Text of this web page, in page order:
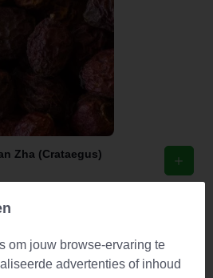
Zha (Crataegus)
om jouw browse-ervaring te
advertenties of inhoud